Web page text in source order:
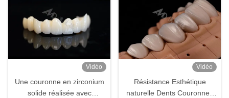
Vidéo
Une couronne en zirconium
solide réalisée avec
Vidéo
Résistance Esthétique
naturelle Dents Couronnes